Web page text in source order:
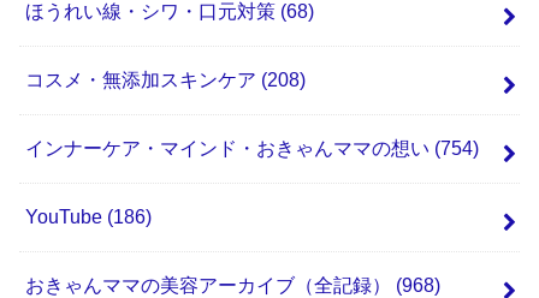
ほうれい線・シワ・口元対策 (68)
コスメ・無添加スキンケア (208)
インナーケア・マインド・おきゃんママの想い (754)
YouTube (186)
おきゃんママの美容アーカイブ（全記録） (968)